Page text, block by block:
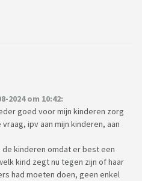
2024 om 10:42:
goed voor mijn kinderen zorg
ipv aan mijn kinderen, aan
kinderen omdat er best een
kind zegt nu tegen zijn of haar
had moeten doen, geen enkel